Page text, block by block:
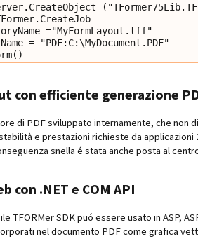
="MyFormLayout.tff"
= "PDF:C:\MyDocument.PDF"
con efficiente generazione
di PDF sviluppato internamente, che
e prestazioni richieste da
snella é stata anche posta al
con .NET e COM API
TFORMer SDK puó essere usato in ASP,
nel documento PDF come grafica